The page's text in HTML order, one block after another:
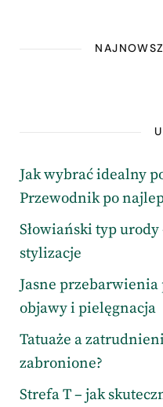
Jak wybrać idealny
Przewodnik po
Słowiański typ
stylizacje
Jasne przebarwienia
objawy i pielęgnacja
Tatuaże a
zabronione?
Strefa T – jak